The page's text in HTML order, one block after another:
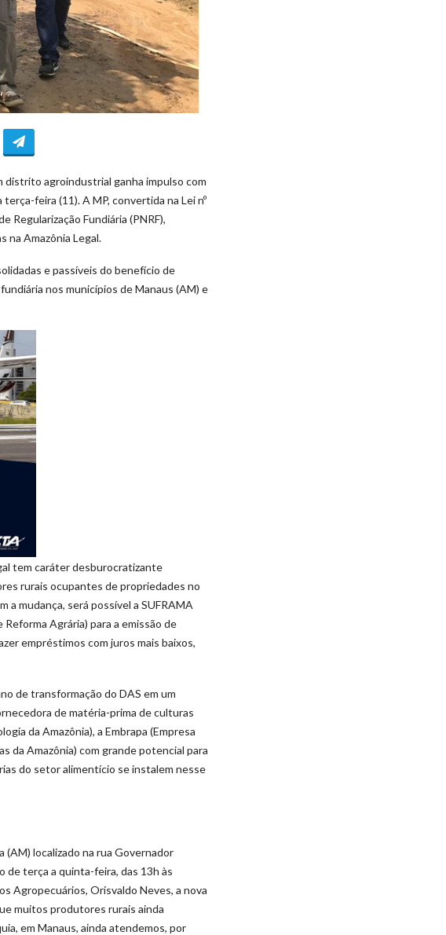
agroindustrial ganha impulso com
feira (11). A MP, convertida na Lei nº
Regularização Fundiária (PNRF),
na Amazônia Legal.
e passíveis do benefício de
nos municípios de Manaus (AM) e
tem caráter desburocratizante
rurais ocupantes de propriedades no
a mudança, será possível a SUFRAMA
Agrária) para a emissão de
empréstimos com juros mais baixos,
de transformação do DAS em um
de matéria-prima de culturas
da Amazônia), a Embrapa (Empresa
da Amazônia) com grande potencial para
do setor alimentício se instalem nesse
(AM) localizado na rua Governador
terça a quinta-feira, das 13h às
Agropecuários, Orisvaldo Neves, a nova
muitos produtores rurais ainda
em Manaus, ainda atendemos, por